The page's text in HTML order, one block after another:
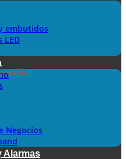
embutidos
LED
Negocios
Alarmas